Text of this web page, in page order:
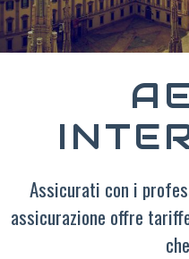
Assicurati con i
assicurazione offre